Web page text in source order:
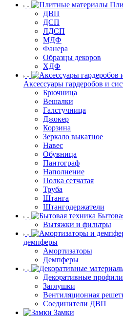
ДВП
ДСП
ЛДСП
МДФ
Фанера
Образцы декоров
ХДФ
Аксессуары гардеробов и
Брючница
Вешалки
Галстучница
Джокер
Корзина
Зеркало выкатное
Навес
Обувница
Пантограф
Наполнение
Полка сетчатая
Труба
Штанга
Штангодержатели
Вытяжки и фильтры
демпферы
Амортизаторы
Демпферы
Декоративные профили
Заглушки
Вентиляционная
Соединители ДВП
Замки